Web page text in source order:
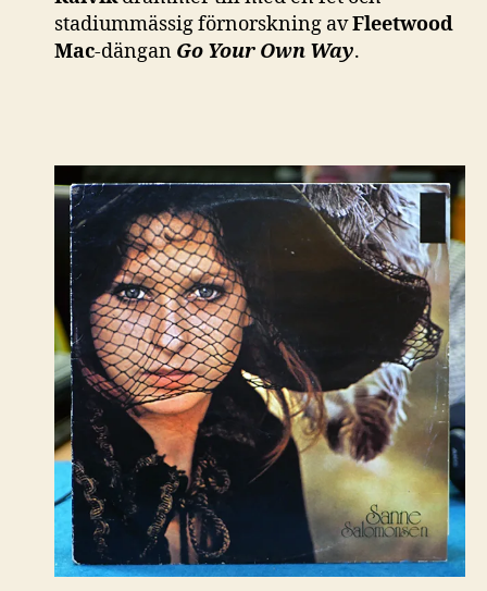
stadiummässig förnorskning avFleetwood
Mac-dängan Go Your Own Way.